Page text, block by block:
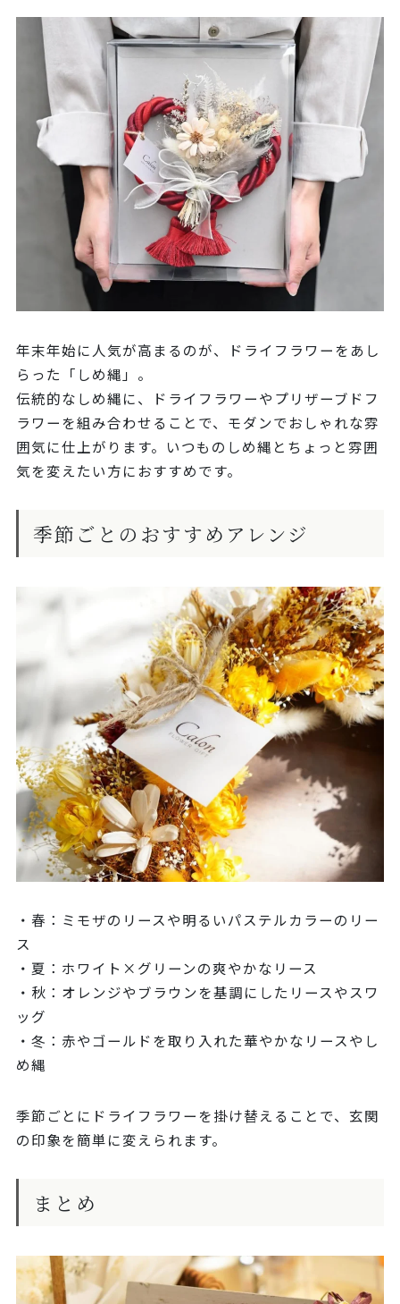
年末年始に人気が高まるのが、ドライフラワーをあし
らった「しめ縄」。
伝統的なしめ縄に、ドライフラワーやプリザーブドフ
ラワーを組み合わせることで、モダンでおしゃれな雰
囲気に仕上がります。いつものしめ縄とちょっと雰囲
気を変えたい方におすすめです。
季節ごとのおすすめアレンジ
・春：ミモザのリースや明るいパステルカラーのリー
ス
・夏：ホワイト×グリーンの爽やかなリース
・秋：オレンジやブラウンを基調にしたリースやスワ
ッグ
・冬：赤やゴールドを取り入れた華やかなリースやし
め縄
季節ごとにドライフラワーを掛け替えることで、玄関
の印象を簡単に変えられます。
まとめ